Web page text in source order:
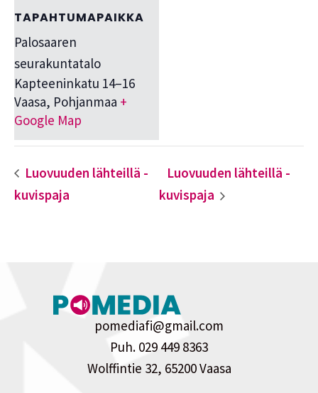
TAPAHTUMAPAIKKA
Palosaaren
seurakuntatalo
Kapteeninkatu 14–16
Vaasa, Pohjanmaa +
Google Map
Luovuuden lähteillä -
kuvispaja
Luovuuden lähteillä -
kuvispaja
pomediafi@gmail.com
Puh. 029 449 8363
Wolffintie 32, 65200 Vaasa